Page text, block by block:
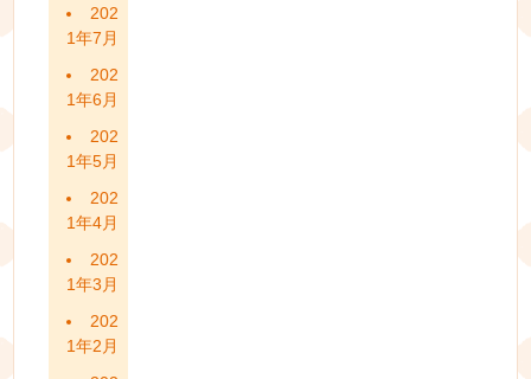
202
1年7月
202
1年6月
202
1年5月
202
1年4月
202
1年3月
202
1年2月